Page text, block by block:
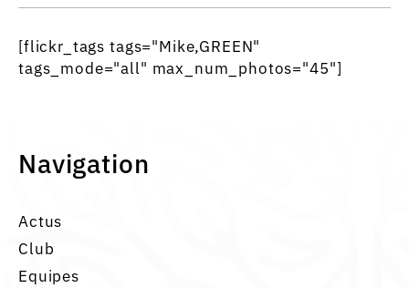
[flickr_tags tags="Mike,GREEN"
tags_mode="all" max_num_photos="45"]
Navigation
Actus
Club
Equipes